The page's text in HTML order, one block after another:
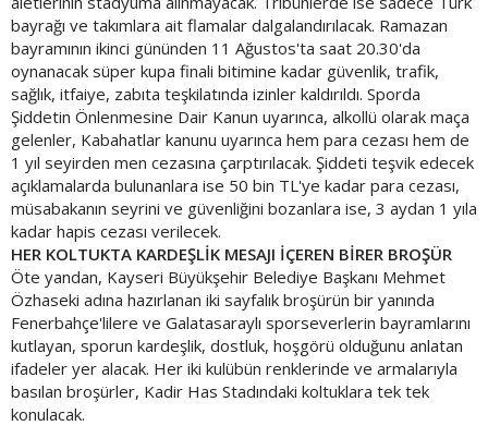
bayrağı ve takımlara ait flamalar dalgalandırılacak. Ramazan
bayramının ikinci gününden 11 Ağustos'ta saat 20.30'da
oynanacak süper kupa finali bitimine kadar güvenlik, trafik,
sağlık, itfaiye, zabıta teşkilatında izinler kaldırıldı. Sporda
Şiddetin Önlenmesine Dair Kanun uyarınca, alkollü olarak maça
gelenler, Kabahatlar kanunu uyarınca hem para cezası hem de
1 yıl seyirden men cezasına çarptırılacak. Şiddeti teşvik edecek
açıklamalarda bulunanlara ise 50 bin TL'ye kadar para cezası,
müsabakanın seyrini ve güvenliğini bozanlara ise, 3 aydan 1 yıla
kadar hapis cezası verilecek.
HER KOLTUKTA KARDEŞLİK MESAJI İÇEREN BİRER BROŞÜR
Öte yandan, Kayseri Büyükşehir Belediye Başkanı Mehmet
Özhaseki adına hazırlanan iki sayfalık broşürün bir yanında
Fenerbahçe'lilere ve Galatasaraylı sporseverlerin bayramlarını
kutlayan, sporun kardeşlik, dostluk, hoşgörü olduğunu anlatan
ifadeler yer alacak. Her iki kulübün renklerinde ve armalarıyla
basılan broşürler, Kadir Has Stadındaki koltuklara tek tek
konulacak.